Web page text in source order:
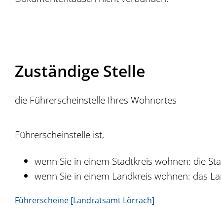
Zuständige Stelle
die Führerscheinstelle Ihres Wohnortes
Führerscheinstelle ist,
wenn Sie in einem Stadtkreis wohnen: die
wenn Sie in einem Landkreis wohnen: das
Führerscheine [Landratsamt Lörrach]